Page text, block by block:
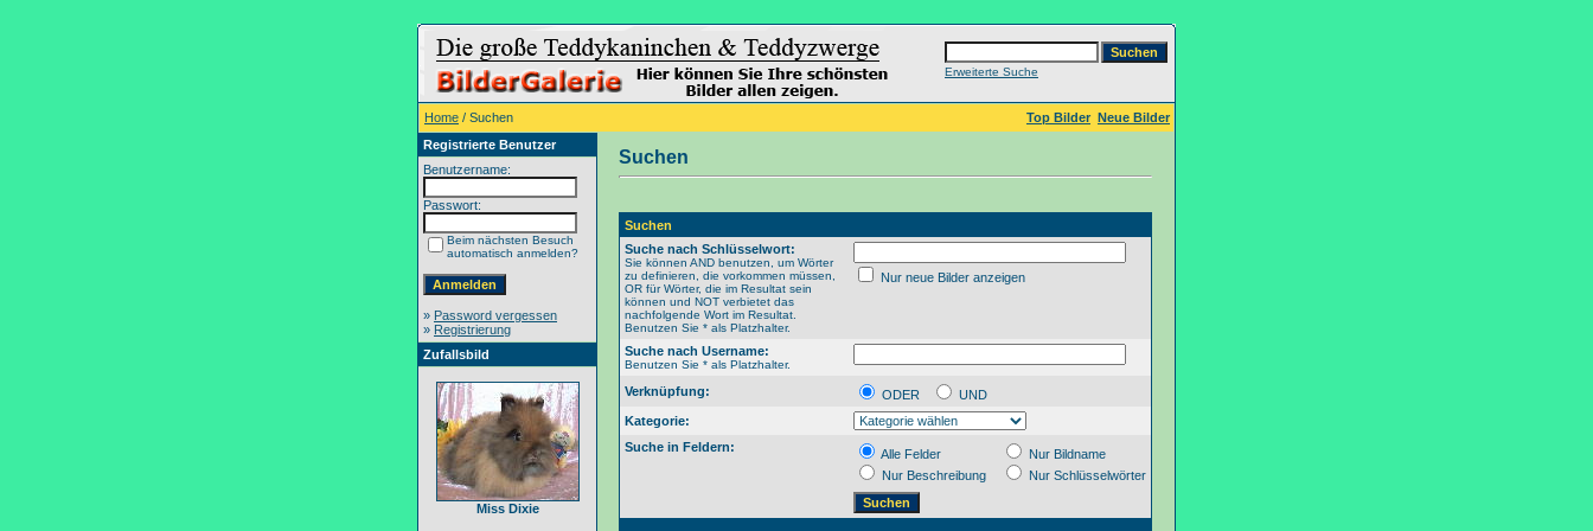
Erweiterte Suche
Home / Suchen Top Bilder Neue Bilder
Registrierte Benutzer
Benutzername:
Passwort:
Beim nächsten Besuch
automatisch anmelden?
» Password vergessen
» Registrierung
Zufallsbild
Miss Dixie
Suchen
Suchen
Suche nach Schlüsselwort:
Sie können AND benutzen, um Wörter
zu definieren, die vorkommen müssen,
OR für Wörter, die im Resultat sein
können und NOT verbietet das
nachfolgende Wort im Resultat.
Benutzen Sie * als Platzhalter.
Nur neue Bilder anzeigen
Suche nach Username:
Benutzen Sie * als Platzhalter.
Verknüpfung: ODER
UND
Kategorie:
Suche in Feldern:
Alle Felder
Nur Bildname
Nur Beschreibung
Nur Schlüsselwörter